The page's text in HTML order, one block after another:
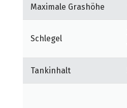
Maximale Grashöhe
Schlegel
Tankinhalt